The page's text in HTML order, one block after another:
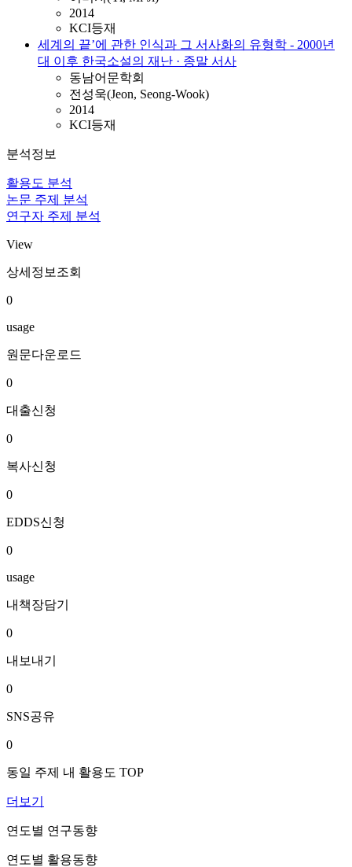
2014
KCI등재
세계의 끝’에 관한 인식과 그 서사화의 유형학 - 2000년
대 이후 한국소설의 재난 · 종말 서사
동남어문학회
전성욱(Jeon, Seong-Wook)
2014
KCI등재
분석정보
활용도 분석
논문 주제 분석
연구자 주제 분석
View
상세정보조회
0
usage
원문다운로드
0
대출신청
0
복사신청
0
EDDS신청
0
usage
내책장담기
0
내보내기
0
SNS공유
0
동일 주제 내 활용도 TOP
더보기
연도별 연구동향
연도별 활용동향